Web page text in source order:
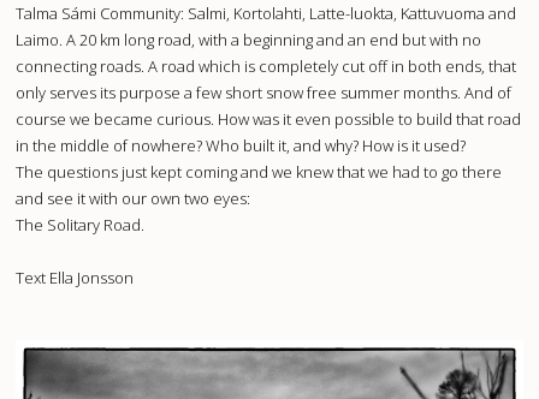
Talma Sámi Community: Salmi, Kortolahti, Latte-luokta, Kattuvuoma and
Laimo. A 20 km long road, with a beginning and an end but with no
connecting roads. A road which is completely cut off in both ends, that
only serves its purpose a few short snow free summer months. And of
course we became curious. How was it even possible to build that road
in the middle of nowhere? Who built it, and why? How is it used?
The questions just kept coming and we knew that we had to go there
and see it with our own two eyes:
The Solitary Road.
Text Ella Jonsson